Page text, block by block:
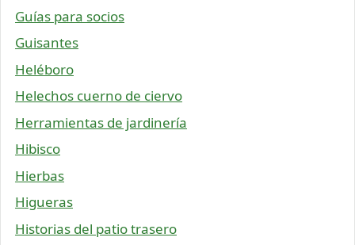
Guías para socios
Guisantes
Heléboro
Helechos cuerno de ciervo
Herramientas de jardinería
Hibisco
Hierbas
Higueras
Historias del patio trasero